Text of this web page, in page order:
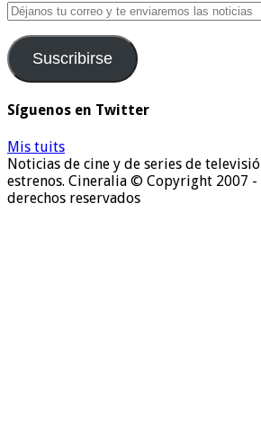
Déjanos
tu
correo
y
te
las
Suscribirse
Síguenos en Twitter
Mis tuits
Noticias de cine y de series de
estrenos. Cineralia © Copyright 2007 -
derechos reservados